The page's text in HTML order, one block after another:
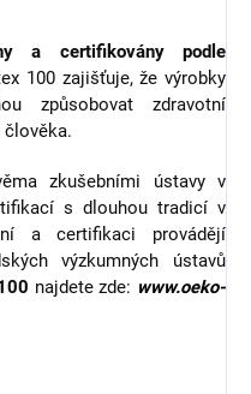
a certifikovány podle
100 zajišťuje, že výrobky
způsobovat zdravotní
zkušebními ústavy v
s dlouhou tradicí v
a certifikaci provádějí
výzkumných ústavů
najdete zde: www.oeko-